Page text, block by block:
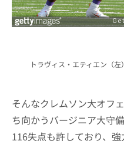
トラヴィス・エティエン（
そんなクレムソン大オフ
ち向かうバージニア大守
116失点も許しており、